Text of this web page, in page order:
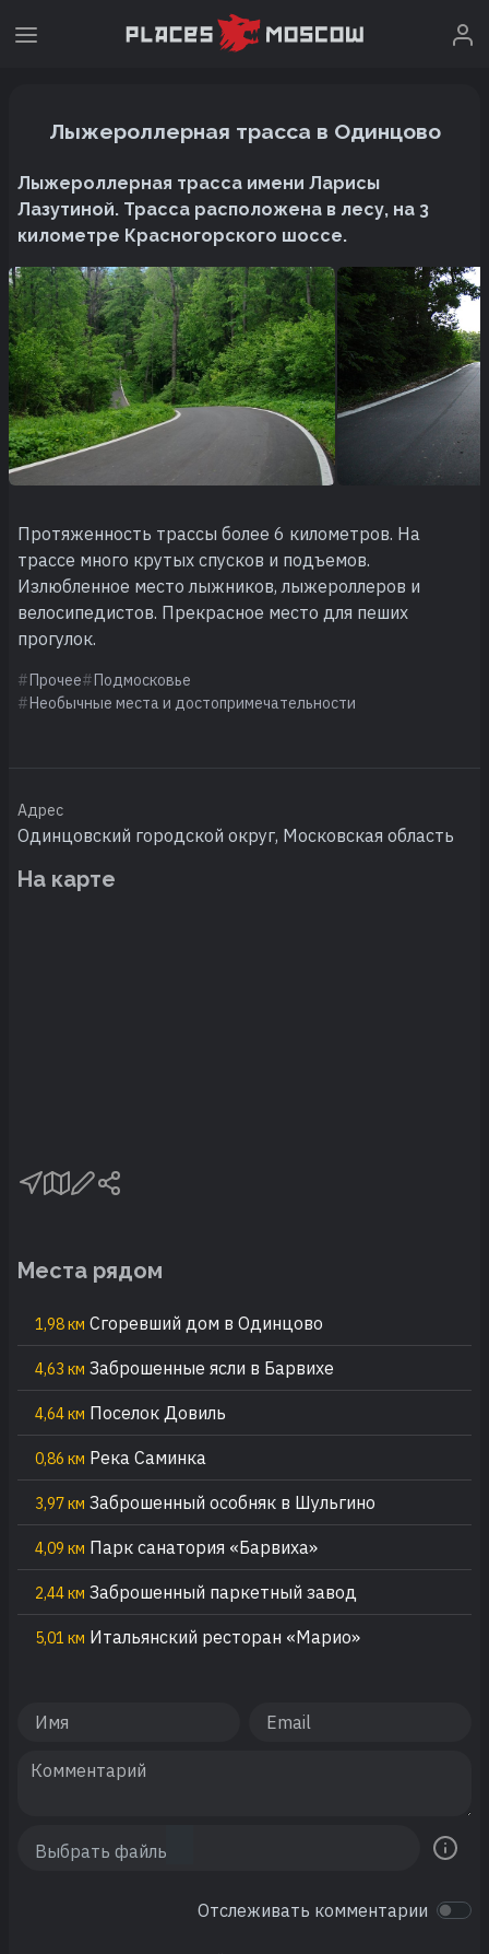
Лыжероллерная трасса в Одинцово
Лыжероллерная трасса имени Ларисы
Лазутиной. Трасса расположена в лесу, на 3
километре Красногорского шоссе.
Протяженность трассы более 6 километров. На
трассе много крутых спусков и подъемов.
Излюбленное место лыжников, лыжероллеров и
велосипедистов. Прекрасное место для пеших
прогулок.
Прочее
Подмосковье
Необычные места и достопримечательности
Адрес
Одинцовский городской округ, Московская область
На карте
Места рядом
1,98 км Сгоревший дом в Одинцово
4,63 км Заброшенные ясли в Барвихе
4,64 км Поселок Довиль
0,86 км Река Саминка
3,97 км Заброшенный особняк в Шульгино
4,09 км Парк санатория «Барвиха»
2,44 км Заброшенный паркетный завод
5,01 км Итальянский ресторан «Марио»
Отслеживать комментарии